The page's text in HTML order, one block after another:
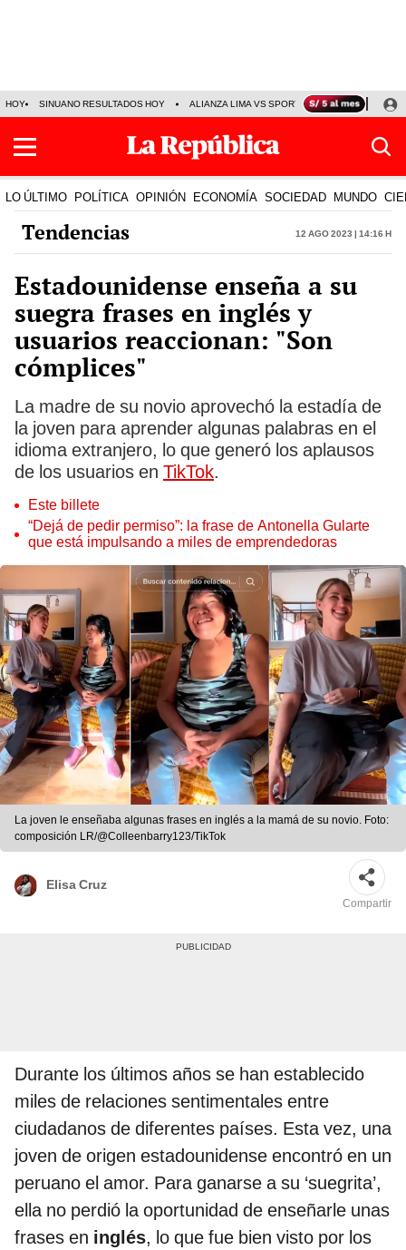
HOY SINUANO RESULTADOS HOY ALIANZA LIMA VS SPORT BOYS JORGE
LO ÚLTIMO POLÍTICA OPINIÓN ECONOMÍA SOCIEDAD MUNDO
Tendencias 12 Ago 2023 | 14:16 h
Estadounidense enseña a su
suegra frases en inglés y
usuarios reaccionan: "Son
cómplices"
La madre de su novio aprovechó la estadía de
la joven para aprender algunas palabras en el
idioma extranjero, lo que generó los aplausos
de los usuarios en TikTok.
Este billete
“Dejá de pedir permiso”: la frase de Antonella Gularte
que está impulsando a miles de emprendedoras
La joven le enseñaba algunas frases en inglés a la mamá de su novio. Foto:
composición LR/@Colleenbarry123/TikTok
Elisa Cruz
Compartir
Durante los últimos años se han establecido
miles de relaciones sentimentales entre
ciudadanos de diferentes países. Esta vez, una
joven de origen estadounidense encontró en un
peruano el amor. Para ganarse a su ‘suegrita’,
ella no perdió la oportunidad de enseñarle unas
frases en inglés, lo que fue bien visto por los